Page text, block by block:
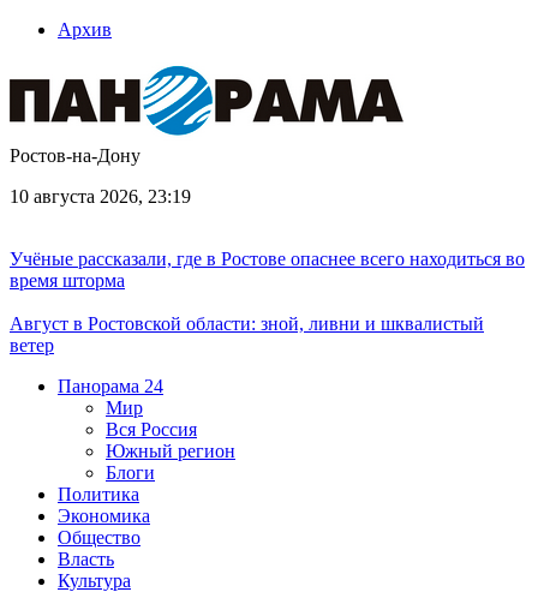
Архив
Ростов-на-Дону
10 августа 2026, 23:19
Учёные рассказали, где в Ростове опаснее всего находиться во
время шторма
Август в Ростовской области: зной, ливни и шквалистый
ветер
Панорама 24
Мир
Вся Россия
Южный регион
Блоги
Политика
Экономика
Общество
Власть
Культура